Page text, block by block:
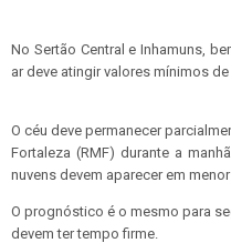
No Sertão Central e Inhamuns,
ar deve atingir valores mínimos
O céu deve permanecer
Fortaleza (RMF) durante a
nuvens devem aparecer em
O prognóstico é o mesmo para
devem ter tempo firme.